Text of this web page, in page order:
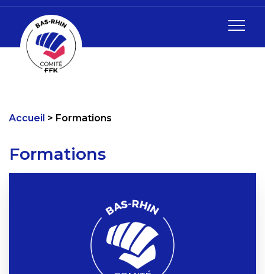
Accueil Formations
Formations